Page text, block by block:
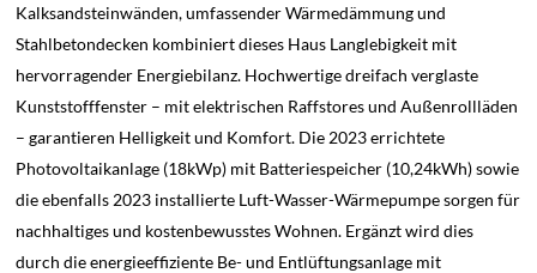
Kalksandsteinwänden, umfassender Wärmedämmung und
Stahlbetondecken kombiniert dieses Haus Langlebigkeit mit
hervorragender Energiebilanz. Hochwertige dreifach verglaste
Kunststofffenster – mit elektrischen Raffstores und Außenrollläden
– garantieren Helligkeit und Komfort. Die 2023 errichtete
Photovoltaikanlage (18kWp) mit Batteriespeicher (10,24kWh) sowie
die ebenfalls 2023 installierte Luft-Wasser-Wärmepumpe sorgen für
nachhaltiges und kostenbewusstes Wohnen. Ergänzt wird dies
durch die energieeffiziente Be- und Entlüftungsanlage mit